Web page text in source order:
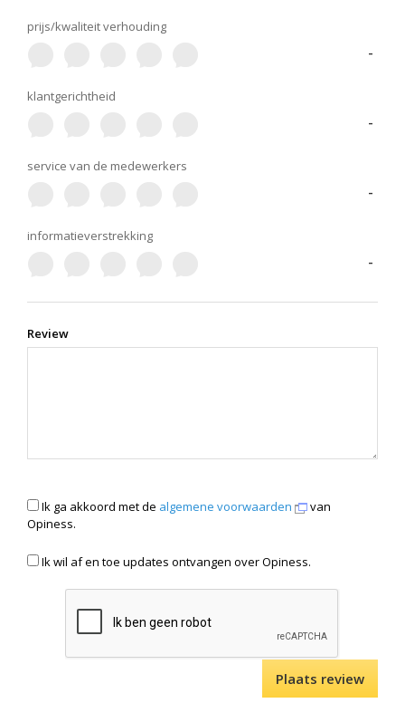
prijs/kwaliteit verhouding
-
klantgerichtheid
-
service van de medewerkers
-
informatieverstrekking
-
Review
Ik ga akkoord met de algemene voorwaarden
van
Opiness.
Ik wil af en toe updates ontvangen over Opiness.